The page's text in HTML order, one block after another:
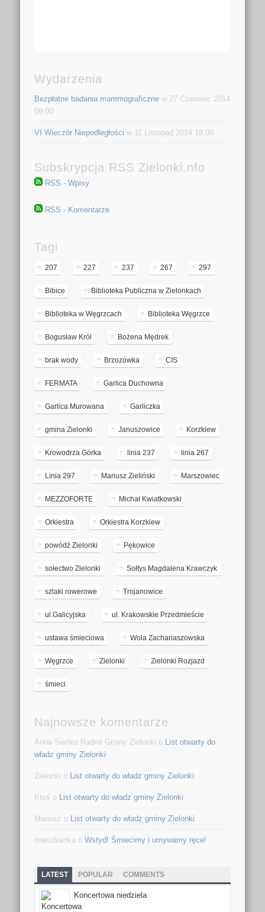
Wydarzenia
Bezpłatne badania mammograficzne w 27 Czerwiec 2014
09:00
VI Wieczór Niepodległości w 11 Listopad 2014 18:00
Subskrypcja RSS Zielonki.nfo
RSS - Wpisy
RSS - Komentarze
Tagi
207 227 237 267 297
Bibice Biblioteka Publiczna w Zielonkach
Biblioteka w Węgrzcach Biblioteka Węgrzce
Bogusław Król Bożena Mędrek
brak wody Brzozówka CIS
FERMATA Garlica Duchowna
Garlica Murowana Garliczka
gmina Zielonki Januszowice Korzkiew
Krowodrza Górka linia 237 linia 267
Linia 297 Mariusz Zieliński Marszowiec
MEZZOFORTE Michał Kwiatkowski
Orkiestra Orkiestra Korzkiew
powódź Zielonki Pękowice
sołectwo Zielonki Sołtys Magdalena Krawczyk
szlaki rowerowe Trojanowice
ul.Galicyjska ul. Krakowskie Przedmieście
ustawa śmieciowa Wola Zachariaszowska
Węgrzce Zielonki Zielonki Rozjazd
śmieci
Najnowsze komentarze
Anna Sieńko Radna Gminy Zielonki o List otwarty do
władz gminy Zielonki
Zielonki o List otwarty do władz gminy Zielonki
Ktoś o List otwarty do władz gminy Zielonki
Mariusz o List otwarty do władz gminy Zielonki
mieszkanka oWstyd! Śmiecimy i umywamy ręce!
LATEST POPULAR COMMENTS
Koncertowa niedziela